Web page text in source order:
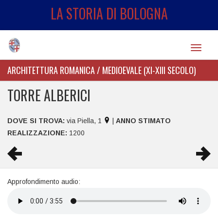
LA STORIA DI BOLOGNA
Toggle
ARCHITETTURA ROMANICA / MEDIOEVALE (XI-XIII SECOLO)
TORRE ALBERICI
DOVE SI TROVA: via Piella, 1
ANNO STIMATO
REALIZZAZIONE: 1200
Approfondimento audio: